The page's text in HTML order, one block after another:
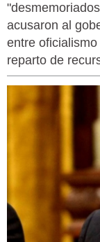
acusaron al
entre oficialismo
reparto de